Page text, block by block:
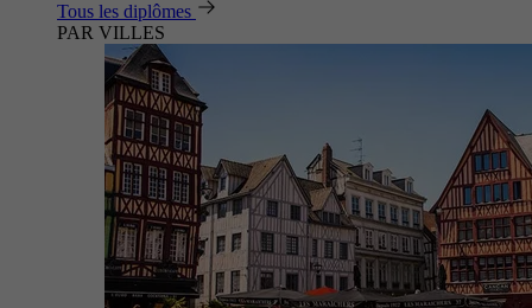
Tous les diplômes
PAR VILLES